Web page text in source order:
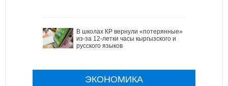
В школах КР вернули «потерянные»
из-за 12-летки часы кыргызского и
русского языков
ЭКОНОМИКА